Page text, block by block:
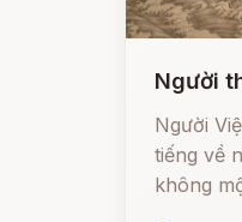
Người
Người
tiếng về
không